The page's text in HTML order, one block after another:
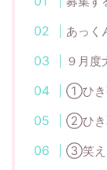
あっく
９月度
①ひき
②ひき
③笑え